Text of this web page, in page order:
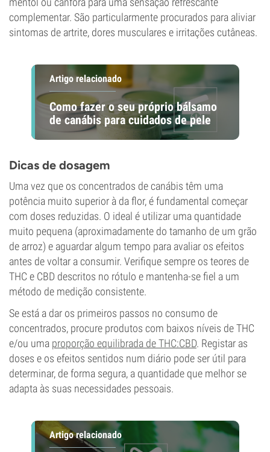
complementar. São particularmente procurados para aliviar
sintomas de artrite, dores musculares e irritações cutâneas.
Artigo relacionado
Como fazer o seu próprio bálsamo
de canábis para cuidados de pele
Dicas de dosagem
Uma vez que os concentrados de canábis têm uma
potência muito superior à da flor, é fundamental começar
com doses reduzidas. O ideal é utilizar uma quantidade
muito pequena (aproximadamente do tamanho de um grão
de arroz) e aguardar algum tempo para avaliar os efeitos
antes de voltar a consumir. Verifique sempre os teores de
THC e CBD descritos no rótulo e mantenha-se fiel a um
método de medição consistente.
Se está a dar os primeiros passos no consumo de
concentrados, procure produtos com baixos níveis de THC
e/ou uma proporção equilibrada de THC:CBD. Registar as
doses e os efeitos sentidos num diário pode ser útil para
determinar, de forma segura, a quantidade que melhor se
adapta às suas necessidades pessoais.
Artigo relacionado